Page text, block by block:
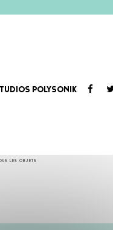
POLYSONIK
les objets